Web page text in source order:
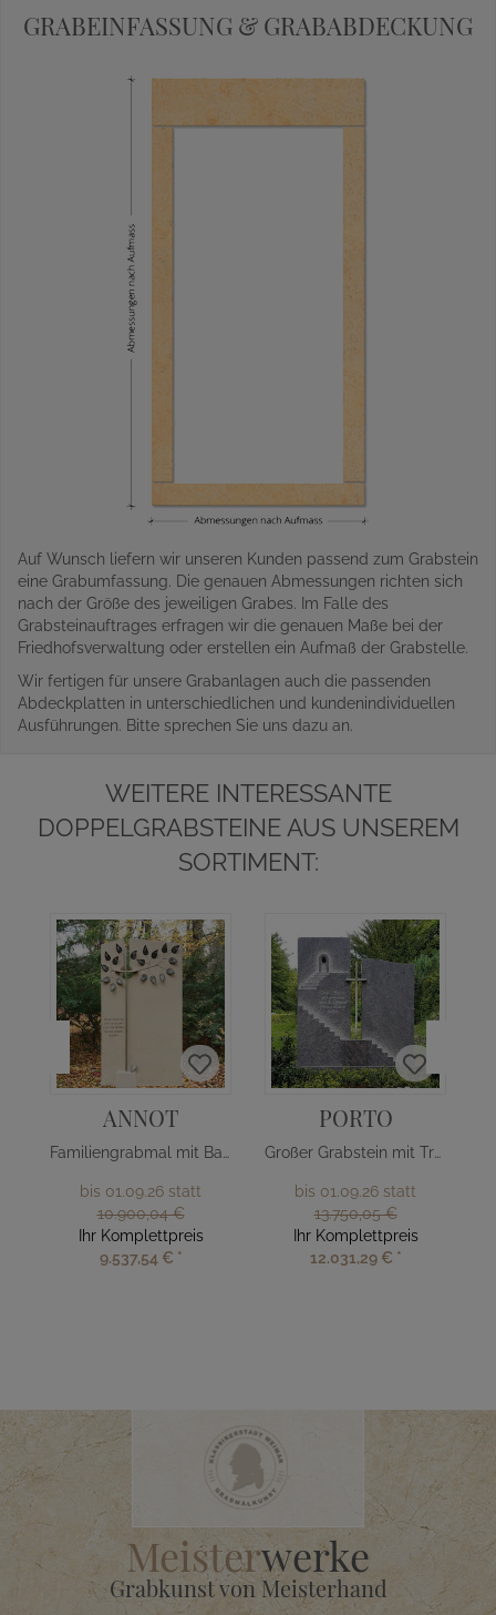
GRABEINFASSUNG & GRABABDECKUNG
Auf Wunsch liefern wir unseren Kunden passend zum Grabstein
eine Grabumfassung. Die genauen Abmessungen richten sich
nach der Größe des jeweiligen Grabes. Im Falle des
Grabsteinauftrages erfragen wir die genauen Maße bei der
Friedhofsverwaltung oder erstellen ein Aufmaß der Grabstelle.
Wir fertigen für unsere Grabanlagen auch die passenden
Abdeckplatten in unterschiedlichen und kundenindividuellen
Ausführungen. Bitte sprechen Sie uns dazu an.
WEITERE INTERESSANTE
DOPPELGRABSTEINE AUS UNSEREM
SORTIMENT:
ANNOT
Familiengrabmal mit Baum Design
bis 01.09.26 statt
10.900,04 €
Ihr Komplettpreis
9.537,54 € *
PORTO
Großer Grabstein mit Treppe & Kreuz
bis 01.09.26 statt
13.750,05 €
Ihr Komplettpreis
12.031,29 € *
Meisterwerke
Grabkunst von Meisterhand